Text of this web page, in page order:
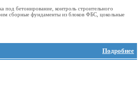
бетонирование, контроль строительного
сборные фундаменты из блоков ФБС, цокольные
Подробнее